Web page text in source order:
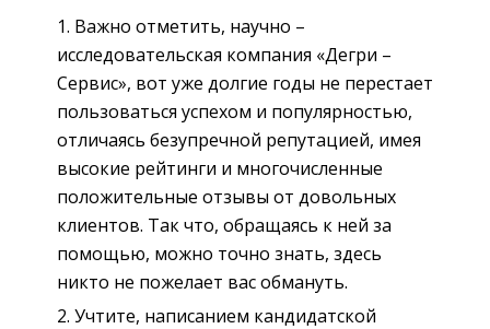
Важно отметить, научно –
исследовательская компания «Дегри –
Сервис», вот уже долгие годы не перестает
пользоваться успехом и популярностью,
отличаясь безупречной репутацией, имея
высокие рейтинги и многочисленные
положительные отзывы от довольных
клиентов. Так что, обращаясь к ней за
помощью, можно точно знать, здесь
никто не пожелает вас обмануть.
Учтите, написанием кандидатской